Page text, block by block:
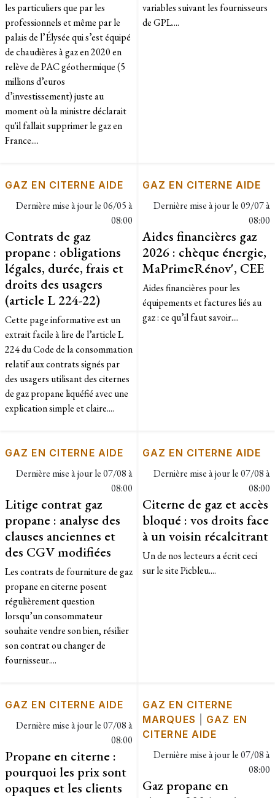
les particuliers que par les
professionnels et même par le
palais de l’Élysée qui s’est équipé
de chaudières à gaz en 2020 en
relève de PAC géothermique (5
millions d’euros
d’investissement) juste au
moment où la ministre déclarait
qu'il fallait supprimer le gaz en
France....
variables suivant les fournisseurs
de GPL....
GAZ EN CITERNE AIDE
Dernière mise à jour le06/05 à
08:00
Contrats de gaz
propane : obligations
légales, durée, frais et
droits des usagers
(article L 224-22)
Cette page informative est un
extrait facile à lire de l’article L
224 du Code de la consommation
relatif aux contrats signés par
des usagers utilisant des citernes
de gaz propane liquéfié avec une
explication simple et claire....
GAZ EN CITERNE AIDE
Dernière mise à jour le09/07 à
08:00
Aides financières gaz
2026 : chèque énergie,
MaPrimeRénov', CEE
Aides financières pour les
équipements et factures liés au
gaz : ce qu’il faut savoir....
GAZ EN CITERNE AIDE
Dernière mise à jour le07/08 à
08:00
Litige contrat gaz
propane : analyse des
clauses anciennes et
des CGV modifiées
Les contrats de fourniture de gaz
propane en citerne posent
régulièrement question
lorsqu’un consommateur
souhaite vendre son bien, résilier
son contrat ou changer de
fournisseur....
GAZ EN CITERNE AIDE
Dernière mise à jour le07/08 à
08:00
Citerne de gaz et accès
bloqué : vos droits face
à un voisin récalcitrant
Un de nos lecteurs a écrit ceci
sur le site Picbleu....
GAZ EN CITERNE AIDE
Dernière mise à jour le07/08 à
08:00
Propane en citerne :
pourquoi les prix sont
opaques et les clients
GAZ EN CITERNE
MARQUES
GAZ EN
CITERNE AIDE
Dernière mise à jour le07/08 à
08:00
Gaz propane en